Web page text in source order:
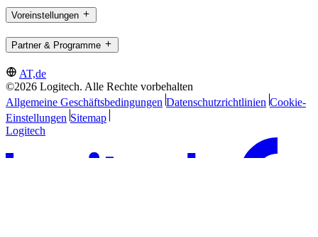
Voreinstellungen
Partner & Programme
AT,de
©2026 Logitech. Alle Rechte vorbehalten
Allgemeine Geschäftsbedingungen Datenschutzrichtlinien Cookie-
Einstellungen Sitemap
Logitech